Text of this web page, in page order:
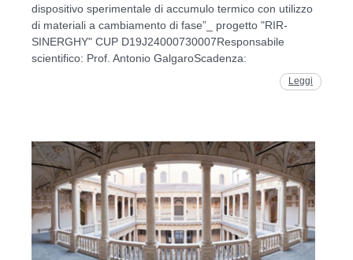
dispositivo sperimentale di accumulo termico con utilizzo
di materiali a cambiamento di fase”_ progetto "RIR-
SINERGHY" CUP D19J24000730007Responsabile
scientifico: Prof. Antonio GalgaroScadenza:
Leggi